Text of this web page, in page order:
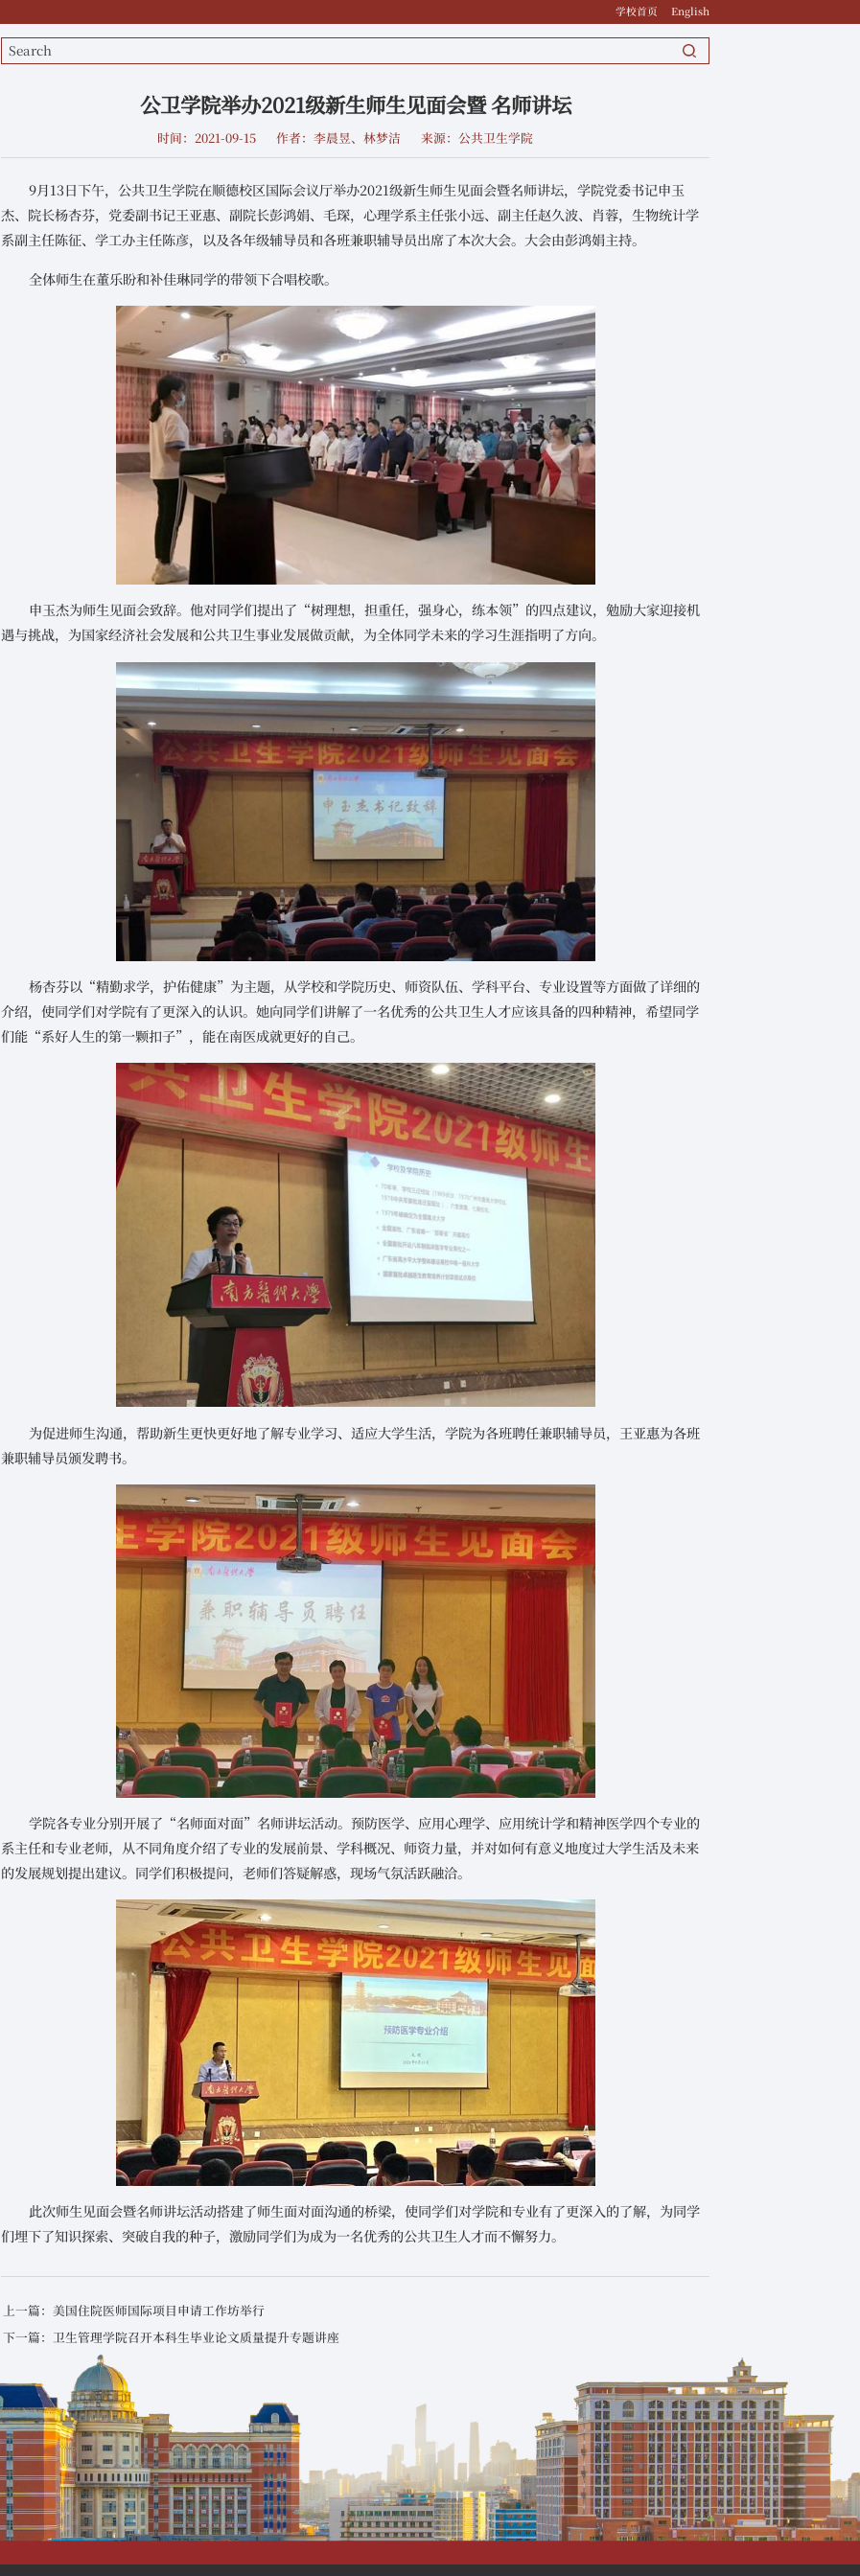
学校首页 English
公卫学院举办2021级新生师生见面会暨 名师讲坛
时间：2021-09-15 作者：李晨昱、林梦洁 来源：公共卫生学院
9月13日下午，公共卫生学院在顺德校区国际会议厅举办2021级新生师生见面会暨名师讲坛，学院党委书记申玉
杰、院长杨杏芬，党委副书记王亚惠、副院长彭鸿娟、毛琛，心理学系主任张小远、副主任赵久波、肖蓉，生物统计学
系副主任陈征、学工办主任陈彦，以及各年级辅导员和各班兼职辅导员出席了本次大会。大会由彭鸿娟主持。
全体师生在董乐盼和补佳琳同学的带领下合唱校歌。
申玉杰为师生见面会致辞。他对同学们提出了“树理想，担重任，强身心，练本领”的四点建议，勉励大家迎接机
遇与挑战，为国家经济社会发展和公共卫生事业发展做贡献，为全体同学未来的学习生涯指明了方向。
杨杏芬以“精勤求学，护佑健康”为主题，从学校和学院历史、师资队伍、学科平台、专业设置等方面做了详细的
介绍，使同学们对学院有了更深入的认识。她向同学们讲解了一名优秀的公共卫生人才应该具备的四种精神，希望同学
们能“系好人生的第一颗扣子”，能在南医成就更好的自己。
为促进师生沟通，帮助新生更快更好地了解专业学习、适应大学生活，学院为各班聘任兼职辅导员，王亚惠为各班
兼职辅导员颁发聘书。
学院各专业分别开展了“名师面对面”名师讲坛活动。预防医学、应用心理学、应用统计学和精神医学四个专业的
系主任和专业老师，从不同角度介绍了专业的发展前景、学科概况、师资力量，并对如何有意义地度过大学生活及未来
的发展规划提出建议。同学们积极提问，老师们答疑解惑，现场气氛活跃融洽。
此次师生见面会暨名师讲坛活动搭建了师生面对面沟通的桥梁，使同学们对学院和专业有了更深入的了解，为同学
们埋下了知识探索、突破自我的种子，激励同学们为成为一名优秀的公共卫生人才而不懈努力。
上一篇：美国住院医师国际项目申请工作坊举行
下一篇：卫生管理学院召开本科生毕业论文质量提升专题讲座